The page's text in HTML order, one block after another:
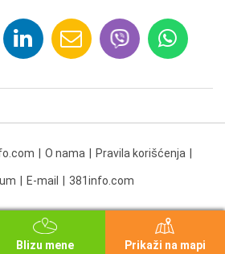
O nama Pravila korišćenja
E-mail 381info.com
Blizu mene Prikaži na mapi